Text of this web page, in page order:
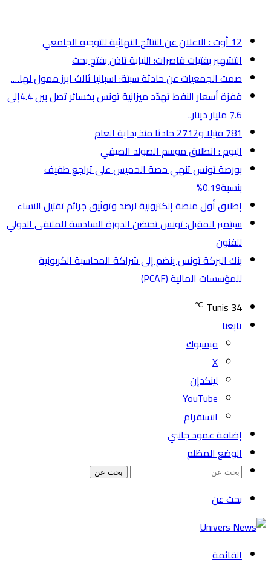
12 أوت : الاعلان عن النتائج النهائية للتوجيه الجامعي
التشهير بفتيات قاصرات: النيابة تاذن بفتح بحث
صمت الجمعيات عن حادثة سبتة: اسبانيا ثالث ابرز ممول لها….
قفزة أسعار النفط تهدّد ميزانية تونس بخسائر تصل بين 4.4إلى
7.6 مليار دينار..
781 قتيلا و2712 حادثا منذ بداية العام
اليوم : انطلاق موسم الصولد الصيفي
بورصة تونس تنهي حصة الخميس على تراجع طفيف
بنسبة0.19%
إطلاق أول منصة إلكترونية لرصد وتوثيق جرائم تقتيل النساء
سبتمبر المقبل: تونس تحتضن الدورة السادسة للملتقى الدولي
للفنون
بنك البركة تونس ينضم إلى شراكة المحاسبة الكربونية
للمؤسسات المالية (PCAF)
Tunis 34
℃
تابعنا
فيسبوك
‫X
لينكدإن
‫YouTube
انستقرام
إضافة عمود جانبي
الوضع المظلم
بحث عن
بحث عن
القائمة